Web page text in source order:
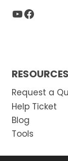
YouTube
Request a
Help Ticket
Blog
Tools